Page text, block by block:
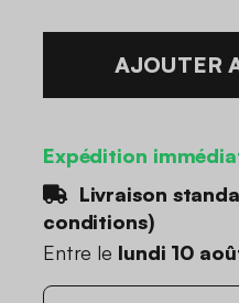
AJOUTER
Expédition
Livraison
conditions)
Entre le lundi 10